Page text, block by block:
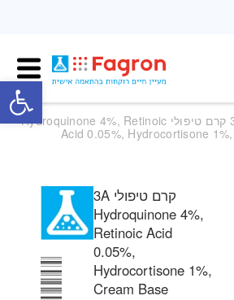
» 3A קרם טיפולי Hydroquinone 4%, Retinoic
Acid 0.05%, Hydrocortisone
3A קרם טיפולי
Hydroquinone 4%,
Retinoic Acid
0.05%,
Hydrocortisone 1%,
Cream Base